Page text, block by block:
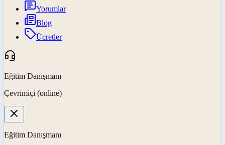
Yorumlar
Blog
Ücretler
Eğitim Danışmanı
Çevrimiçi (online)
Eğitim Danışmanı